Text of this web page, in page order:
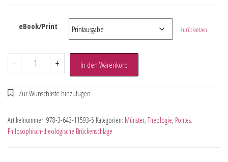
eBook/Print Zurücksetzen
- + In den Warenkorb
Artikelnummer: 978-3-643-11593-5 Kategorien: Münster, Theologie, Pontes.
Philosophisch-theologische Brückenschläge